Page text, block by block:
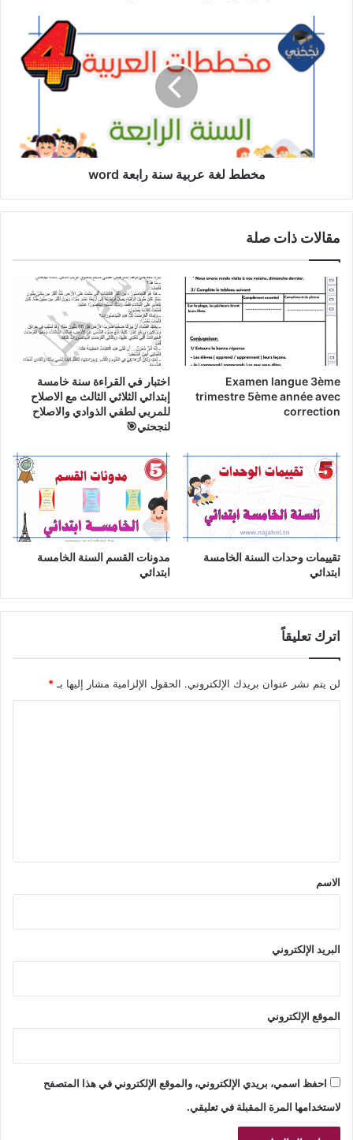
عربية سنة
مخطط لغة عربية سنة رابعة word
مقالات ذات صلة
Examen langue 3ème
trimestre 5ème année avec
correction
اختبار في القراءة سنة خامسة
إبتدائي الثلاثي الثالث مع الاصلاح
للمربي لطفي الذوادي والاصلاح
لنجحني🎯
تقييمات وحدات السنة الخامسة
ابتدائي
مدونات القسم السنة الخامسة
ابتدائي
اترك تعليقاً
لن يتم نشر عنوان بريدك الإلكتروني. الحقول الإلزامية مشار إليها بـ *
*
الاسم
البريد الإلكتروني
الموقع الإلكتروني
احفظ اسمي، بريدي الإلكتروني، والموقع الإلكتروني في هذا المتصفح
لاستخدامها المرة المقبلة في تعليقي.